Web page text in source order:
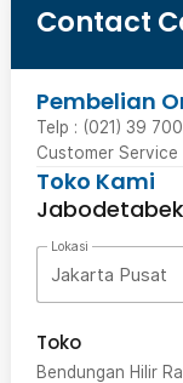
Contact
Pembelian
Telp : (021) 39
Customer Service
Toko Kami
Jabodetabek
Lokasi
Jakarta Pusat
Toko
Bendungan Hilir